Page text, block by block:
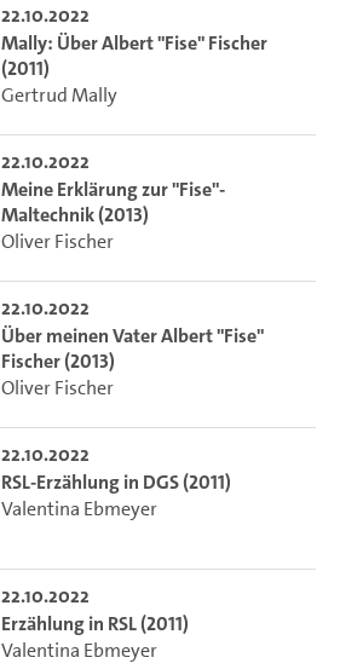
22.10.2022
Mally: Über Albert "Fise" Fischer
(2011)
Gertrud Mally
22.10.2022
Meine Erklärung zur "Fise"-
Maltechnik (2013)
Oliver Fischer
22.10.2022
Über meinen Vater Albert "Fise"
Fischer (2013)
Oliver Fischer
22.10.2022
RSL-Erzählung in DGS (2011)
Valentina Ebmeyer
22.10.2022
Erzählung in RSL (2011)
Valentina Ebmeyer